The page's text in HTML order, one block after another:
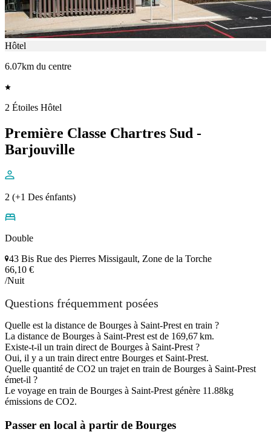
Hôtel
6.07km du centre
2 Étoiles Hôtel
Première Classe Chartres Sud -
Barjouville
2 (+1 Des énfants)
Double
43 Bis Rue des Pierres Missigault, Zone de la Torche
66,10 €
/Nuit
Questions fréquemment posées
Quelle est la distance de Bourges à Saint-Prest en train ?
La distance de Bourges à Saint-Prest est de 169,67 km.
Existe-t-il un train direct de Bourges à Saint-Prest ?
Oui, il y a un train direct entre Bourges et Saint-Prest.
Quelle quantité de CO2 un trajet en train de Bourges à Saint-Prest
émet-il ?
Le voyage en train de Bourges à Saint-Prest génère 11.88kg
émissions de CO2.
Passer en local à partir de Bourges